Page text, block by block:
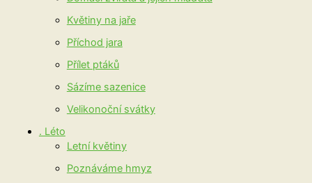
Květiny na jaře
Příchod jara
Přílet ptáků
Sázíme sazenice
Velikonoční svátky
. Léto
Letní květiny
Poznáváme hmyz